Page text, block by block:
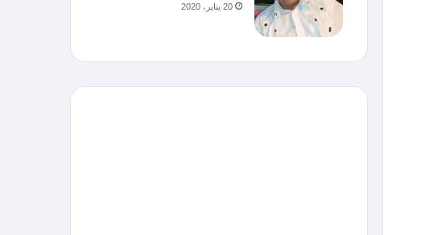
20 يناير، 2020